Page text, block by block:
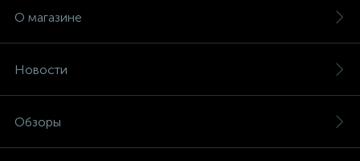
О магазине
Новости
Обзоры